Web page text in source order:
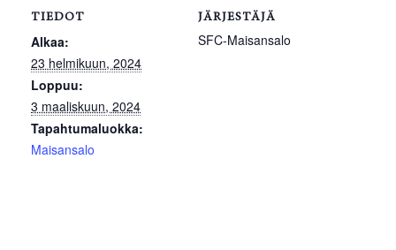
TIEDOT
Alkaa:
23 helmikuun, 2024
Loppuu:
3 maaliskuun, 2024
Tapahtumaluokka:
Maisansalo
JÄRJESTÄJÄ
SFC-Maisansalo